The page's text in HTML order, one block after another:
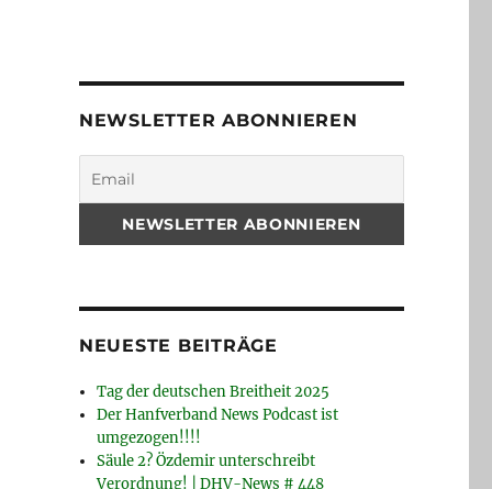
NEWSLETTER ABONNIEREN
NEUESTE BEITRÄGE
Tag der deutschen Breitheit 2025
Der Hanfverband News Podcast ist
umgezogen!!!!
Säule 2? Özdemir unterschreibt
Verordnung! | DHV-News # 448